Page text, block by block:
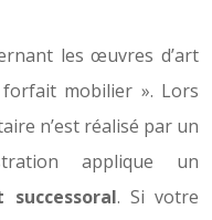
les œuvres d’art
mobilier ». Lors
n’est réalisé par un
applique un
. Si votre